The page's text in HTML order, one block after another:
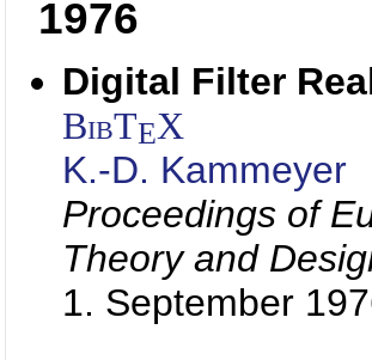
1976
Digital Filter
BibTEX
K.-D. Kammeyer
Proceedings of
Theory and
1. September